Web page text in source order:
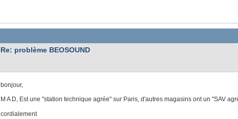
Re: problème BEOSOUND
bonjour,
M A D, Est une "station technique agrée" sur Paris, d'autres magasins ont un "SAV
cordialement